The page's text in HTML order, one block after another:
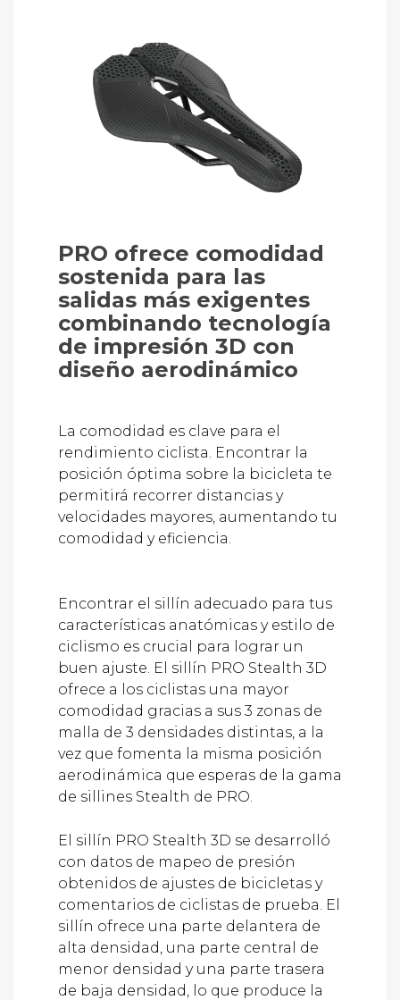
sostenida para las
salidas más exigentes
combinando tecnología
de impresión 3D con
diseño aerodinámico
rendimiento ciclista. Encontrar la
posición óptima sobre la bicicleta te
permitirá recorrer distancias y
velocidades mayores, aumentando tu
comodidad y eficiencia.
características anatómicas y estilo de
ciclismo es crucial para lograr un
buen ajuste. El sillín PRO Stealth 3D
ofrece a los ciclistas una mayor
comodidad gracias a sus 3 zonas de
malla de 3 densidades distintas, a la
vez que fomenta la misma posición
aerodinámica que esperas de la gama
de sillines Stealth de PRO.
con datos de mapeo de presión
obtenidos de ajustes de bicicletas y
comentarios de ciclistas de prueba. El
sillín ofrece una parte delantera de
alta densidad, una parte central de
menor densidad y una parte trasera
de baja densidad, lo que produce la
experiencia de conducción más